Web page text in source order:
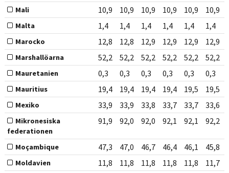
Mali 10,9 10,9 10,9 10,9 10,9 10,9
Malta 1,4 1,4 1,4 1,4 1,4 1,4
Marocko 12,8 12,8 12,9 12,9 12,9 12,9
Marshallöarna 52,2 52,2 52,2 52,2 52,2 52,2
Mauretanien 0,3 0,3 0,3 0,3 0,3 0,3
Mauritius 19,4 19,4 19,4 19,4 19,5 19,5
Mexiko 33,9 33,9 33,8 33,7 33,7 33,6
Mikronesiska
federationen
91,9 92,0 92,0 92,1 92,1 92,2
Moçambique 47,3 47,0 46,7 46,4 46,1 45,8
Moldavien 11,8 11,8 11,8 11,8 11,8 11,7